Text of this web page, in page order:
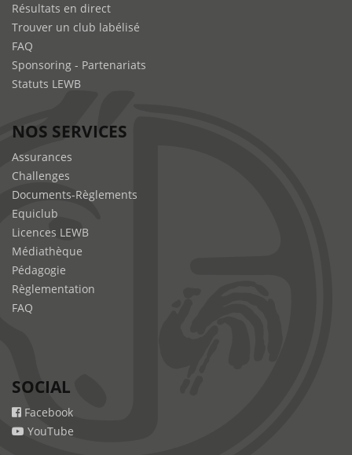
Résultats en direct
Trouver un club labélisé
FAQ
Sponsoring - Partenariats
Statuts LEWB
NOS SERVICES
Assurances
Challenges
Documents-Règlements
Equiclub
Licences LEWB
Médiathèque
Pédagogie
Règlementation
FAQ
SOCIAL
Facebook
YouTube